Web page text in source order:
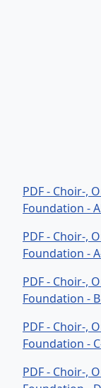
PDF - Choir-,
Foundation -
PDF - Choir-,
Foundation -
PDF - Choir-,
Foundation -
PDF - Choir-,
Foundation -
PDF - Choir-,